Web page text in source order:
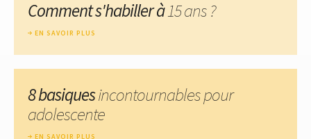
Comment s'habiller à15 ans ?
EN SAVOIR PLUS
8 basiquesincontournables pour
adolescente
EN SAVOIR PLUS